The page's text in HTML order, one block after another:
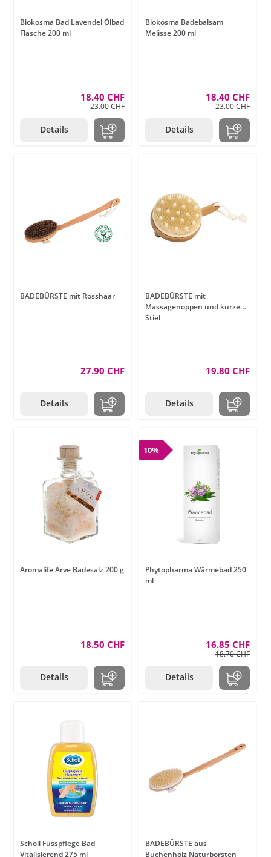
Biokosma Bad Lavendel Ölbad
Flasche 200 ml
18.40 CHF
23.00 CHF
Details
Biokosma Badebalsam
Melisse 200 ml
18.40 CHF
23.00 CHF
Details
BADEBÜRSTE mit Rosshaar
27.90 CHF
Details
BADEBÜRSTE mit
Massagenoppen und kurzem
Stiel
19.80 CHF
Details
Aromalife Arve Badesalz 200 g
18.50 CHF
Details
10%
Phytopharma Wärmebad 250
ml
16.85 CHF
18.70 CHF
Details
Scholl Fusspflege Bad
Vitalisierend 275 ml
BADEBÜRSTE aus
Buchenholz Naturborsten